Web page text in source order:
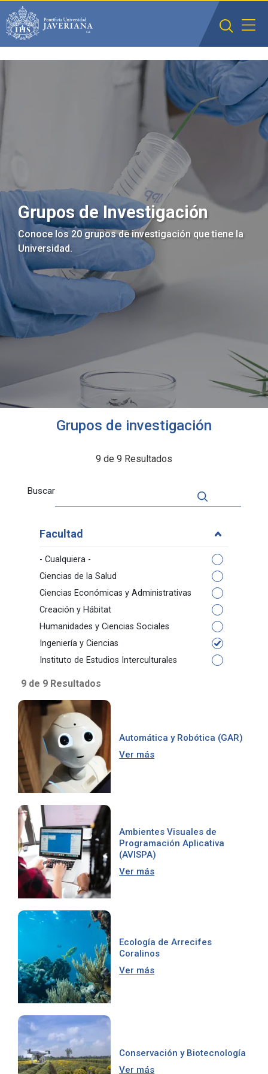
Grupos de Investigación
Conoce los 20 grupos de investigación que tiene la
Universidad.
Grupos de investigación
9 de 9 Resultados
Buscar
Facultad
- Cualquiera -
Ciencias de la Salud
Ciencias Económicas y Administrativas
Creación y Hábitat
Humanidades y Ciencias Sociales
Ingeniería y Ciencias
Instituto de Estudios Interculturales
9 de 9 Resultados
Automática y Robótica (GAR)
Ver más
Ambientes Visuales de
Programación Aplicativa
(AVISPA)
Ver más
Ecología de Arrecifes
Coralinos
Ver más
Conservación y Biotecnología
Ver más